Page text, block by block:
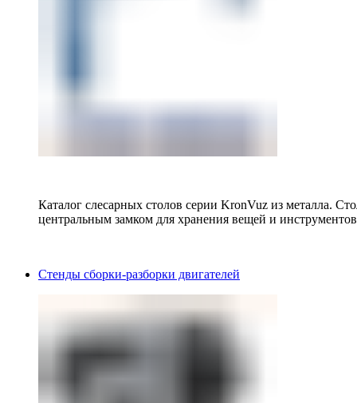
Каталог слесарных столов серии KronVuz из металла.
центральным замком для хранения вещей и
Стенды сборки-разборки двигателей